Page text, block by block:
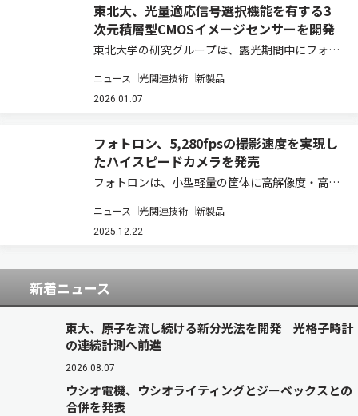
東北大、光量適応信号選択機能を有する3
次元積層型CMOSイメージセンサーを開発
東北大学の研究グループは、露光期間中にフォト
横型オーバーフロー蓄積容量（LOFIC）を、画素
毎に2段設けてダイナミックレンジを拡大すると
ニュース 光関連技術 新製品
2026.01.07
フォトロン、5,280fpsの撮影速度を実現し
たハイスピードカメラを発売
フォトロンは、小型軽量の筐体に高解像度・高感
メラ「FASTCAM Mini W5/W2」を発売すると発表
した（製品ページ）。 「Mini W5」は、従来機種
ニュース 光関連技術 新製品
2025.12.22
新着ニュース
東大、原子を流し続ける新分光法を開発 光格子時計
の連続計測へ前進
2026.08.07
ウシオ電機、ウシオライティングとジーベックスとの
合併を発表